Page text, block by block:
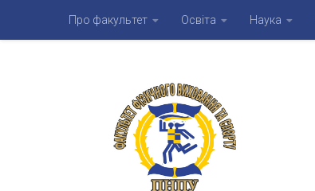
Skip to contentПро факультет Освіта Наука